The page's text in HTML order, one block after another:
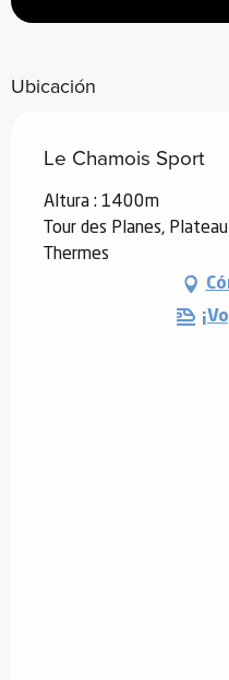
Ubicación
Le Chamois Sport
Altura : 1400m
Tour des Planes,
Thermes